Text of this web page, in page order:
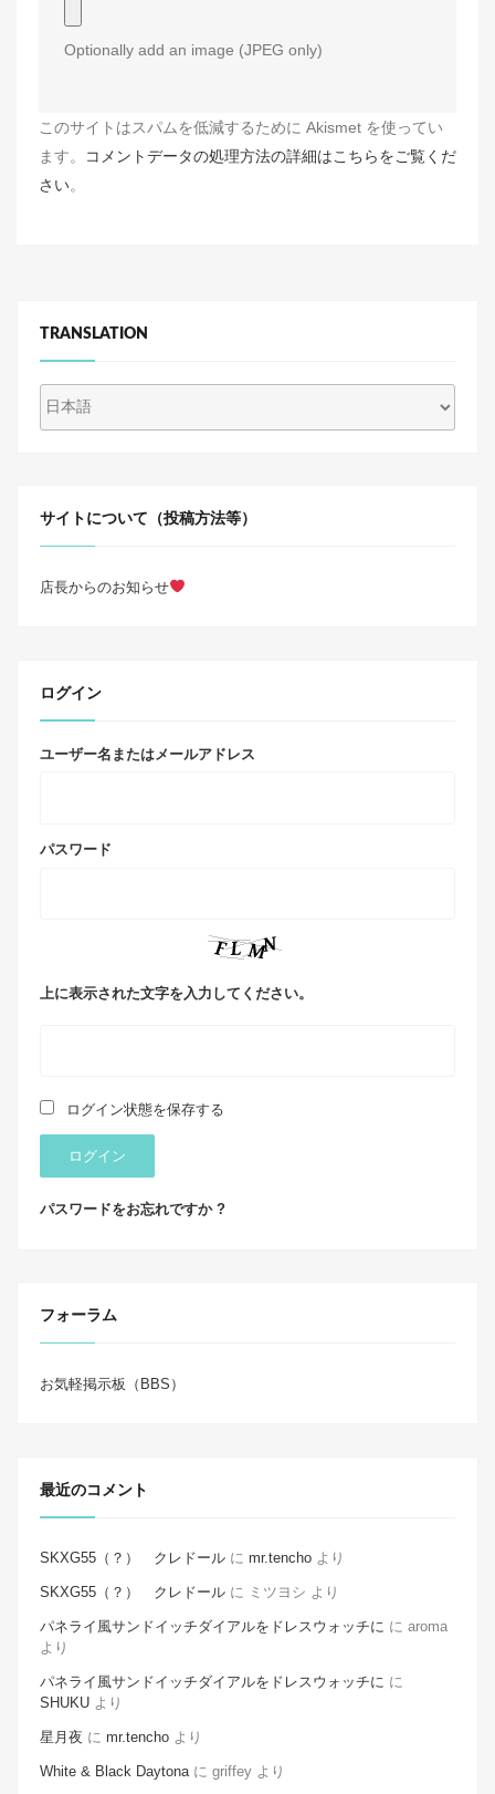
Optionally add an image (JPEG only)
このサイトはスパムを低減するために Akismet を使ってい
ます。
コメントデータの処理方法の詳細はこちらをご覧くだ
さい。
TRANSLATION
サイトについて（投稿方法等）
店長からのお知らせ
ログイン
ユーザー名またはメールアドレス
パスワード
上に表示された文字を入力してください。
ログイン状態を保存する
ログイン
パスワードをお忘れですか ?
フォーラム
お気軽掲示板（BBS）
最近のコメント
SKXG55（？） クレドール に mr.tencho より
SKXG55（？） クレドール に ミツヨシ より
パネライ風サンドイッチダイアルをドレスウォッチに に aroma
より
パネライ風サンドイッチダイアルをドレスウォッチに に
SHUKU より
星月夜 に mr.tencho より
White & Black Daytonaに griffey より